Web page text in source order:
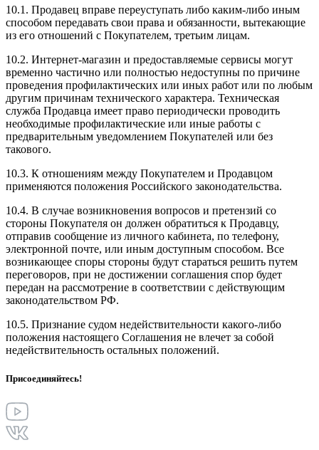
10.1. Продавец вправе переуступать либо каким-либо иным
способом передавать свои права и обязанности, вытекающие
из его отношений с Покупателем, третьим лицам.
10.2. Интернет-магазин и предоставляемые сервисы могут
временно частично или полностью недоступны по причине
проведения профилактических или иных работ или по любым
другим причинам технического характера. Техническая
служба Продавца имеет право периодически проводить
необходимые профилактические или иные работы с
предварительным уведомлением Покупателей или без
такового.
10.3. К отношениям между Покупателем и Продавцом
применяются положения Российского законодательства.
10.4. В случае возникновения вопросов и претензий со
стороны Покупателя он должен обратиться к Продавцу,
отправив сообщение из личного кабинета, по телефону,
электронной почте, или иным доступным способом. Все
возникающее споры стороны будут стараться решить путем
переговоров, при не достижении соглашения спор будет
передан на рассмотрение в соответствии с действующим
законодательством РФ.
10.5. Признание судом недействительности какого-либо
положения настоящего Соглашения не влечет за собой
недействительность остальных положений.
Присоединяйтесь!